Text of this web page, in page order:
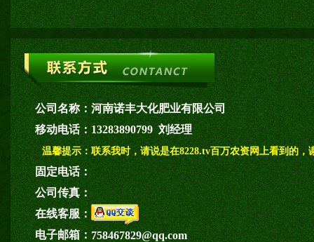
公司名称：河南诺丰大化肥业有限公司
移动电话：13283890799 刘经理
温馨提示： 联系我时，请说是在8228.tv百万农资网上看到的，
固定电话：
公司传真：
在线客服：
电子邮箱：758467829@qq.com